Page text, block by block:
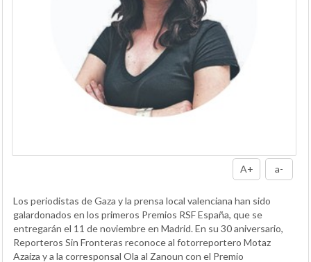
A+ a-
Los periodistas de Gaza y la prensa local valenciana han sido
galardonados en los primeros Premios RSF España, que se
entregarán el 11 de noviembre en Madrid. En su 30 aniversario,
Reporteros Sin Fronteras reconoce al fotorreportero Motaz
Azaiza y a la corresponsal Ola al Zanoun con el Premio